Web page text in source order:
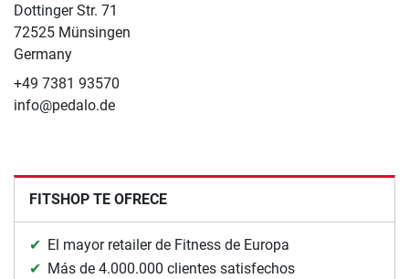
Dottinger Str. 71
72525 Münsingen
Germany
+49 7381 93570
info@pedalo.de
FITSHOP TE OFRECE
El mayor retailer de Fitness de Europa
Más de 4.000.000 clientes satisfechos